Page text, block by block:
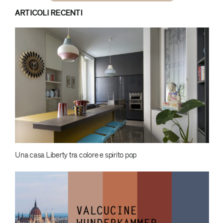
ARTICOLI RECENTI
Una casa Liberty tra colore e spirito pop